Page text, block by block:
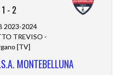
1 - 2
2023-2024
TREVISO -
[TV]
MONTEBELLUNA